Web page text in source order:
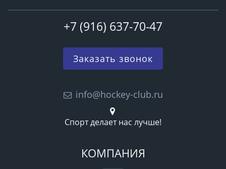
+7 (916) 637-70-47
Заказать звонок
info@hockey-club.ru
Спорт делает нас лучше!
КОМПАНИЯ